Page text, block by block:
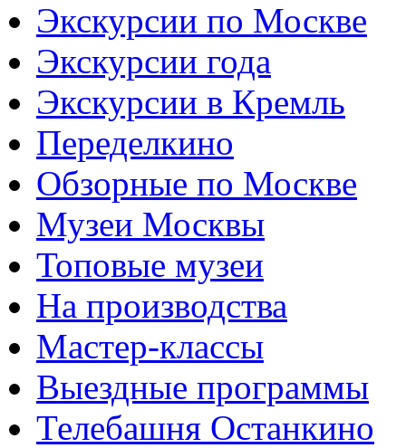
Экскурсии по Москве
Экскурсии года
Экскурсии в Кремль
Переделкино
Обзорные по Москве
Музеи Москвы
Топовые музеи
На производства
Мастер-классы
Выездные программы
Телебашня Останкино